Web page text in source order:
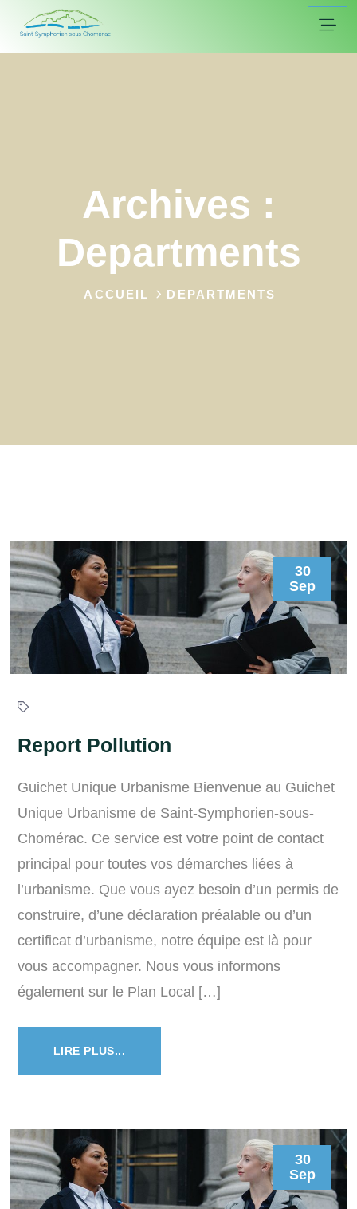
Archives :
Departments
ACCUEIL DEPARTMENTS
30
Sep
Report Pollution
Guichet Unique Urbanisme Bienvenue au Guichet
Unique Urbanisme de Saint-Symphorien-sous-
Chomérac. Ce service est votre point de contact
principal pour toutes vos démarches liées à
l’urbanisme. Que vous ayez besoin d’un permis de
construire, d’une déclaration préalable ou d’un
certificat d’urbanisme, notre équipe est là pour
vous accompagner. Nous vous informons
également sur le Plan Local […]
LIRE PLUS...
30
Sep